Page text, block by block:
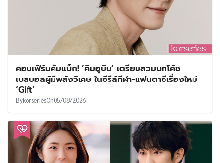
คอนเฟิร์มคัมแบ็ก! ‘คิมอูบิน’ เตรียมสวมบทโค้ช
เบสบอลผู้มีพลังวิเศษ ในซีรีส์กีฬา-แฟนตาซีเรื่องใหม่
‘Gift’
BykorseriesOn05/08/2026